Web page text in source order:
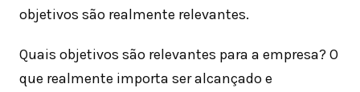
objetivos são realmente relevantes.
Quais objetivos são relevantes para a empresa? O
que realmente importa ser alcançado e